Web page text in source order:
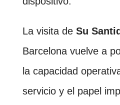
La visita de Su
Barcelona vuelve a
la capacidad
servicio y el papel